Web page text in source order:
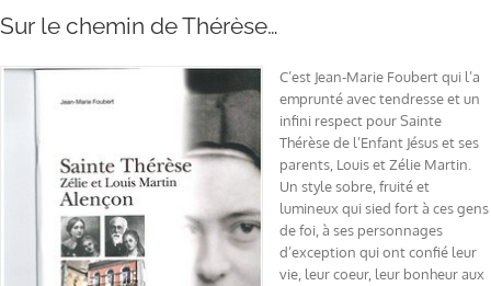
Sur le chemin de Thérèse…
C’est Jean-Marie Foubert qui l’a
emprunté avec tendresse et un
infini respect pour Sainte
Thérèse de l’Enfant Jésus et ses
parents, Louis et Zélie Martin.
Un style sobre, fruité et
lumineux qui sied fort à ces gens
de foi, à ses personnages
d’exception qui ont confié leur
vie, leur coeur, leur bonheur aux